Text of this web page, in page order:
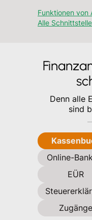
Funktionen von
Alle
Denn alle
sind
Online-
EÜR
Zugänge